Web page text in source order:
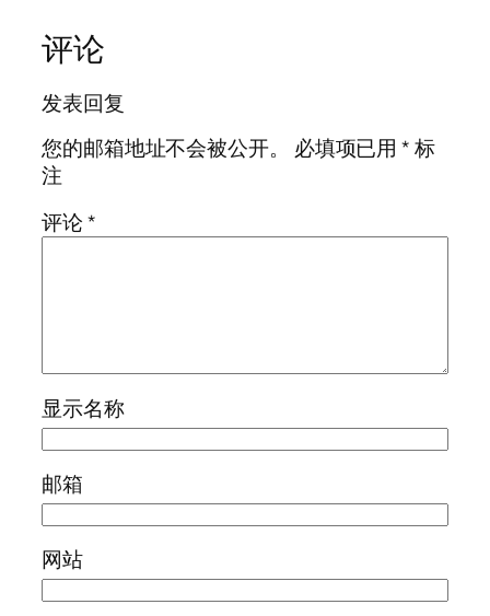
评论
发表回复
您的邮箱地址不会被公开。
必填项已用*标
注
评论*
显示名称
邮箱
网站